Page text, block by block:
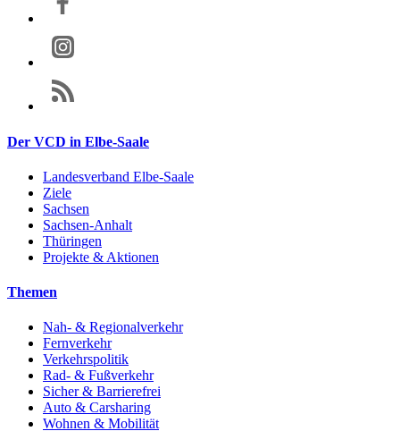
Der VCD in Elbe-Saale
Landesverband Elbe-Saale
Ziele
Sachsen
Sachsen-Anhalt
Thüringen
Projekte & Aktionen
Themen
Nah- & Regionalverkehr
Fernverkehr
Verkehrspolitik
Rad- & Fußverkehr
Sicher & Barrierefrei
Auto & Carsharing
Wohnen & Mobilität